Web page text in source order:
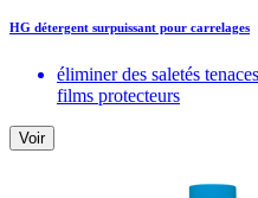
HG détergent surpuissant pour carrelages
éliminer des saletés
films protecteurs
Voir